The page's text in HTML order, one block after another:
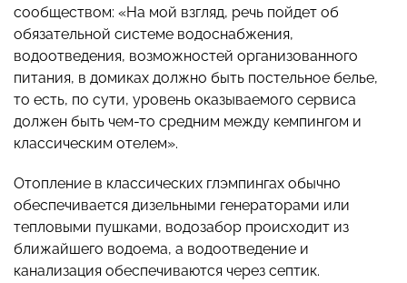
сообществом: «На мой взгляд, речь пойдет об
обязательной системе водоснабжения,
водоотведения, возможностей организованного
питания, в домиках должно быть постельное белье,
то есть, по сути, уровень оказываемого сервиса
должен быть чем-то средним между кемпингом и
классическим отелем».
Отопление в классических глэмпингах обычно
обеспечивается дизельными генераторами или
тепловыми пушками, водозабор происходит из
ближайшего водоема, а водоотведение и
канализация обеспечиваются через септик.